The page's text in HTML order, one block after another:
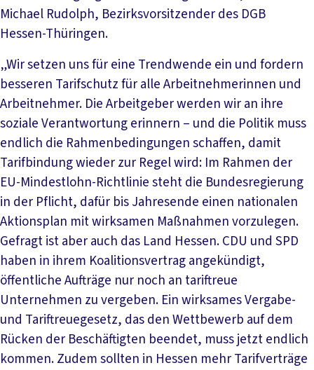
Michael Rudolph, Bezirksvorsitzender des DGB
Hessen-Thüringen.
„Wir setzen uns für eine Trendwende ein und fordern
besseren Tarifschutz für alle Arbeitnehmerinnen und
Arbeitnehmer. Die Arbeitgeber werden wir an ihre
soziale Verantwortung erinnern – und die Politik muss
endlich die Rahmenbedingungen schaffen, damit
Tarifbindung wieder zur Regel wird: Im Rahmen der
EU-Mindestlohn-Richtlinie steht die Bundesregierung
in der Pflicht, dafür bis Jahresende einen nationalen
Aktionsplan mit wirksamen Maßnahmen vorzulegen.
Gefragt ist aber auch das Land Hessen. CDU und SPD
haben in ihrem Koalitionsvertrag angekündigt,
öffentliche Aufträge nur noch an tariftreue
Unternehmen zu vergeben. Ein wirksames Vergabe-
und Tariftreuegesetz, das den Wettbewerb auf dem
Rücken der Beschäftigten beendet, muss jetzt endlich
kommen. Zudem sollten in Hessen mehr Tarifverträge